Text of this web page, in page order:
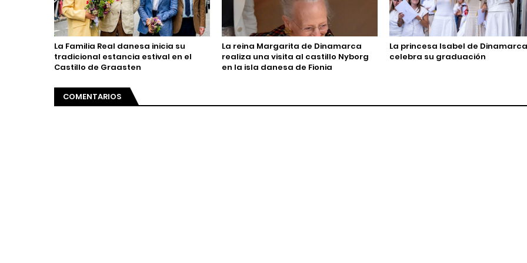
La Familia Real danesa inicia su
tradicional estancia estival en el
Castillo de Graasten
La reina Margarita de Dinamarca
realiza una visita al castillo Nyborg
en la isla danesa de Fionia
La princesa Isabel de Dinamarca
celebra su graduación
COMENTARIOS